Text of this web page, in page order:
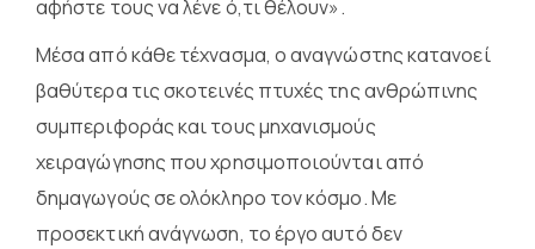
αφήστε τους να λένε ό,τι θέλουν».
Μέσα από κάθε τέχνασμα, ο αναγνώστης κατανοεί
βαθύτερα τις σκοτεινές πτυχές της ανθρώπινης
συμπεριφοράς και τους μηχανισμούς
χειραγώγησης που χρησιμοποιούνται από
δημαγωγούς σε ολόκληρο τον κόσμο. Με
προσεκτική ανάγνωση, το έργο αυτό δεν